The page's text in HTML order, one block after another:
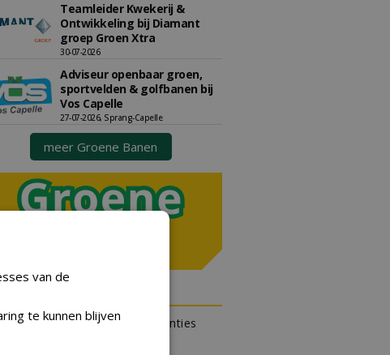
Teamleider Kwekerij &
Ontwikkeling bij Diamant
groep Groen Xtra
30-07-2026
Adviseur openbaar groen,
sportvelden & golfbanen bij
Vos Capelle
27-07-2026, Sprang-Capelle
meer Groene Banen
kan gratis kleine advertenties
van de
te kunnen blijven